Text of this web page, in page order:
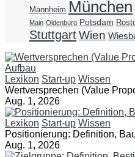
Mannheim München
Main Oldenburg Potsdam
StuttgartWien
Lexikon Start-up Wissen
Wertversprechen (Value
Aug. 1, 2026
Lexikon Start-up Wissen
Positionierung: Definition,
Aug. 1, 2026